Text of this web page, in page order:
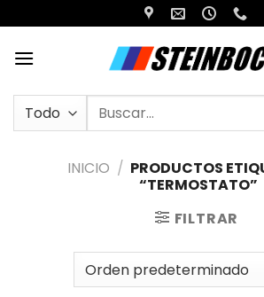
al
contenido
Buscar
INICIO / PRODUCTOS
“TERMOSTATO”
FILTRAR